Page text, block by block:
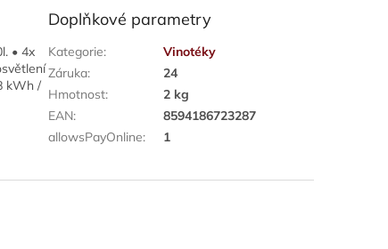
• 4x
kWh /
Doplňkové parametry
Kategorie:
Vinotéky
Záruka:
24
Hmotnost:
2 kg
EAN:
8594186723287
allowsPayOnline: 1